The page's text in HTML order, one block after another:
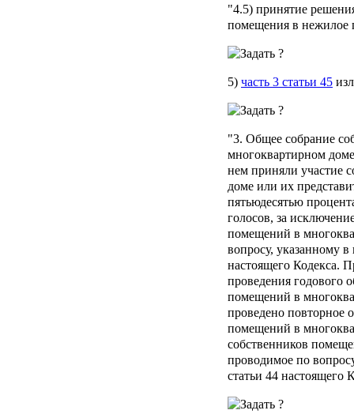
"4.5) принятие
помещения в нежилое
5) часть 3 статьи 45
"3. Общее собрание
многоквартирном
нем приняли участие
доме или их
пятьюдесятью
голосов, за
помещений в
вопросу, указанному в
настоящего Кодекса.
проведения годового
помещений в
проведено повторное
помещений в
собственников
проводимое по
статьи 44 настоящего